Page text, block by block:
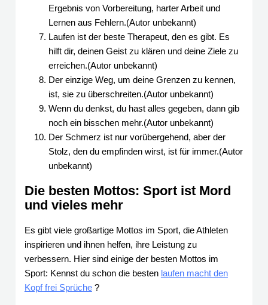
Ergebnis von Vorbereitung, harter Arbeit und
Lernen aus Fehlern.(Autor unbekannt)
Laufen ist der beste Therapeut, den es gibt. Es
hilft dir, deinen Geist zu klären und deine Ziele zu
erreichen.(Autor unbekannt)
Der einzige Weg, um deine Grenzen zu kennen,
ist, sie zu überschreiten.(Autor unbekannt)
Wenn du denkst, du hast alles gegeben, dann gib
noch ein bisschen mehr.(Autor unbekannt)
Der Schmerz ist nur vorübergehend, aber der
Stolz, den du empfinden wirst, ist für immer.(Autor
unbekannt)
Die besten Mottos: Sport ist Mord
und vieles mehr
Es gibt viele großartige Mottos im Sport, die Athleten
inspirieren und ihnen helfen, ihre Leistung zu
verbessern. Hier sind einige der besten Mottos im
Sport: Kennst du schon die besten laufen macht den
Kopf frei Sprüche?